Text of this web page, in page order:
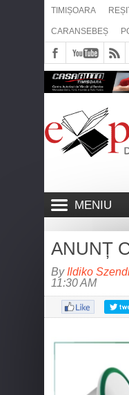
TIMIȘOARA
CARANSEBEȘ
MENIU
ANUNȚ
By Ildiko
11:30 AM